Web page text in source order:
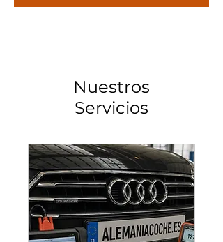
Nuestros
Servicios